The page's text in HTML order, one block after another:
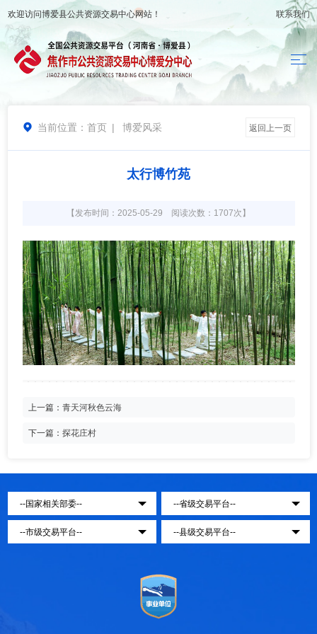
欢迎访问博爱县公共资源交易中心网站！ 联系我们
 当前位置： 首页 | 博爱风采 返回上一页
太行博竹苑
【发布时间：2025-05-29 阅读次数：1707次】
上一篇：青天河秋色云海
下一篇：探花庄村